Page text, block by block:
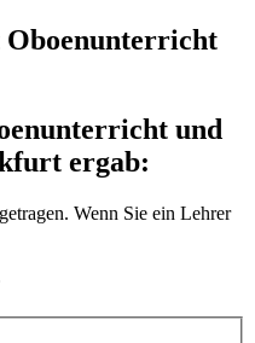
und
ergab:
Wenn Sie ein Lehrer